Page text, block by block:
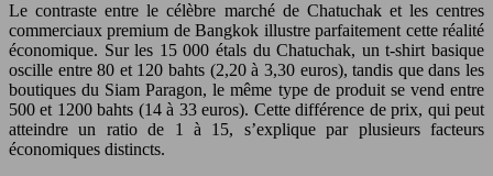
Le contraste entre le célèbre marché de Chatuchak et les centres
commerciaux premium de Bangkok illustre parfaitement cette réalité
économique. Sur les 15 000 étals du Chatuchak, un t-shirt basique
oscille entre 80 et 120 bahts (2,20 à 3,30 euros), tandis que dans les
boutiques du Siam Paragon, le même type de produit se vend entre
500 et 1200 bahts (14 à 33 euros). Cette différence de prix, qui peut
atteindre un ratio de 1 à 15, s’explique par plusieurs facteurs
économiques distincts.